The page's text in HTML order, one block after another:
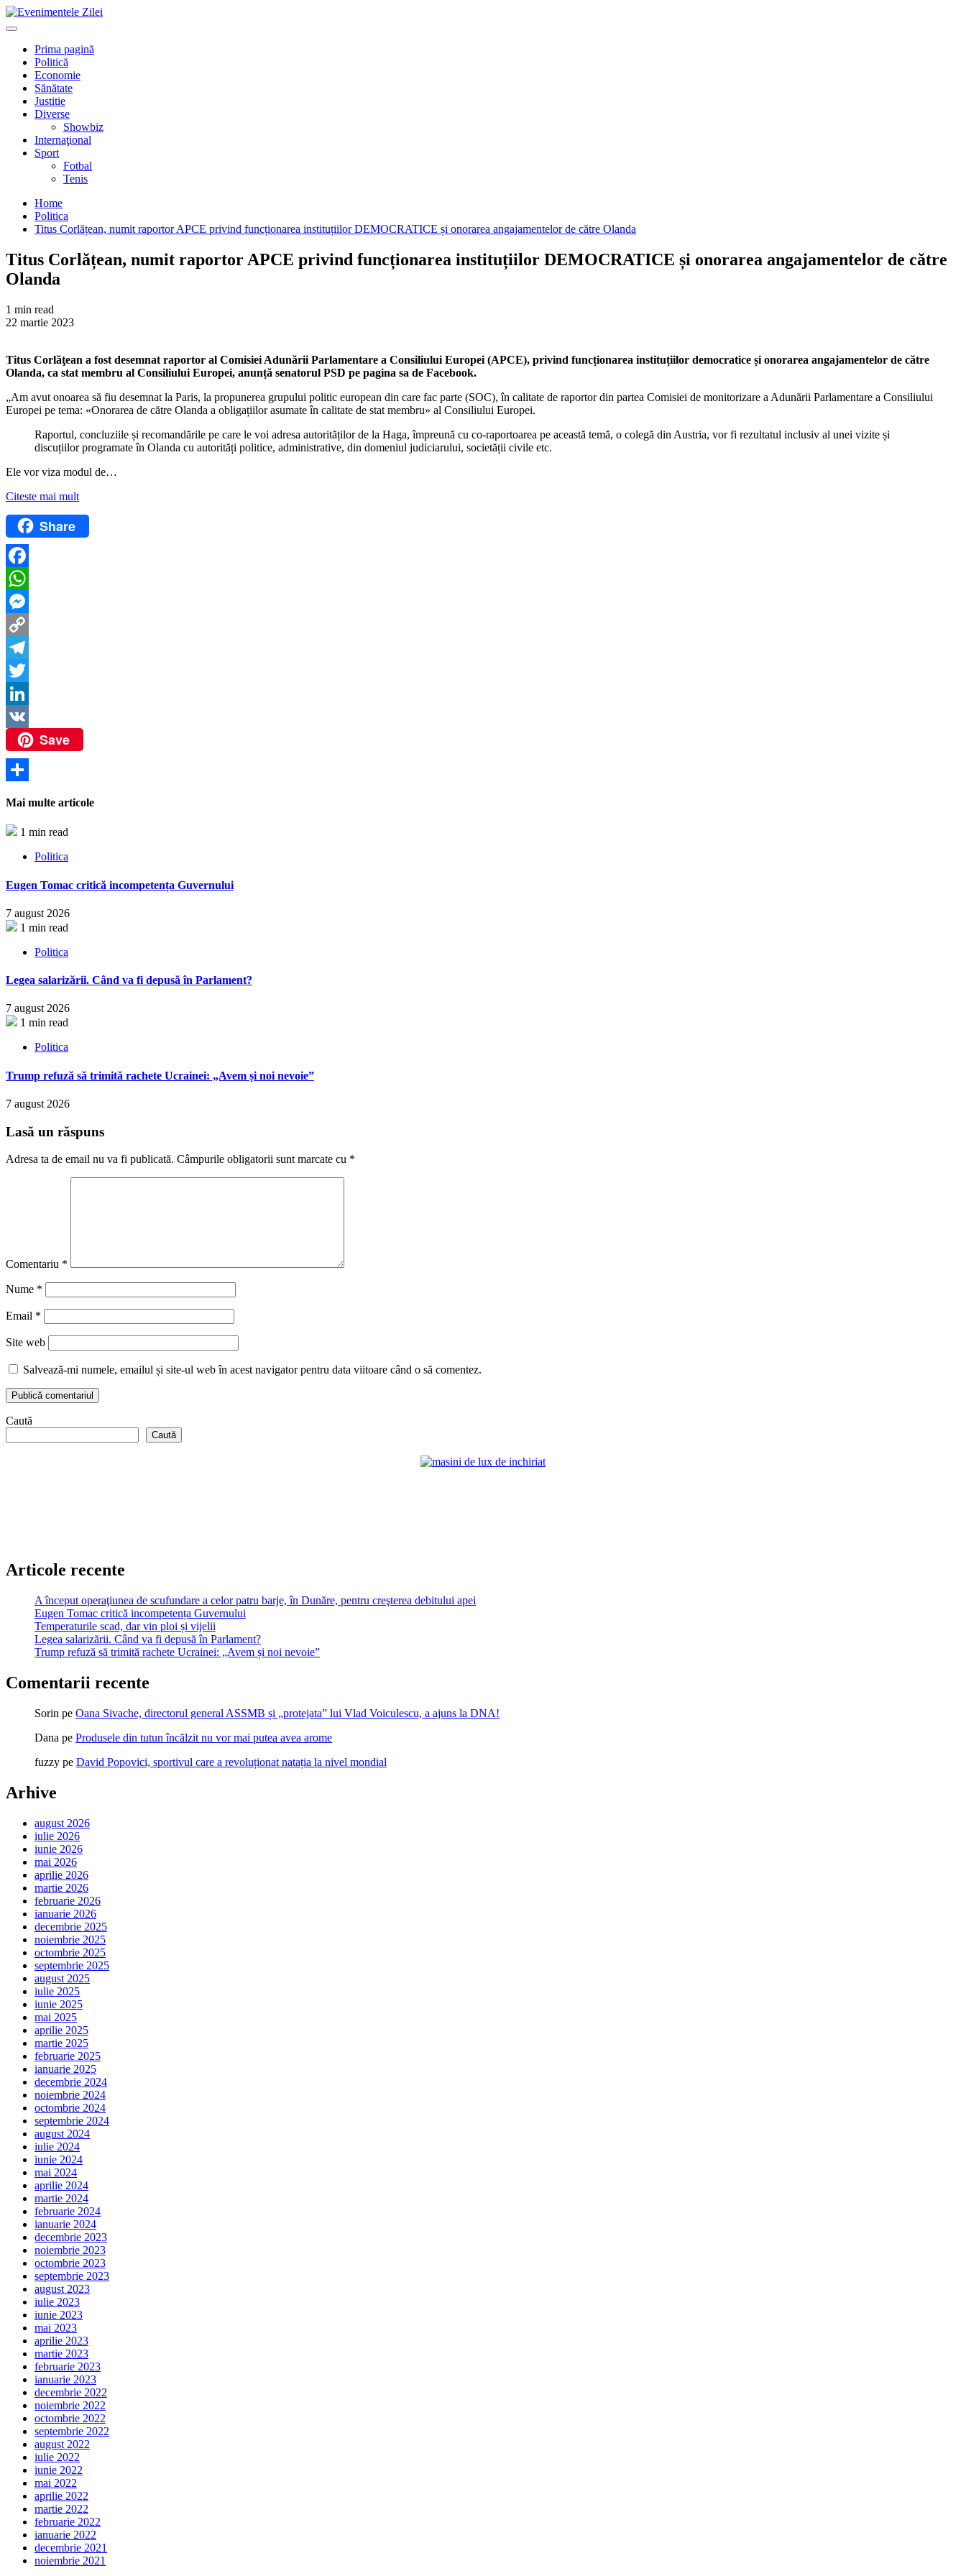
Mergi
la
Primary
Prima pagină
Politică
Economie
Sănătate
Justitie
Diverse
Showbiz
Internaţional
Sport
Fotbal
Tenis
Home
Politica
Titus Corlățean, numit raportor APCE privind funcționarea instituțiilor DEMOCRATICE și onorarea angajamentelor de către Olanda
Titus Corlățean, numit raportor APCE privind funcționarea instituțiilor DEMOCRATICE și onorarea angajamentelor de către
Olanda
1 min read
22 martie 2023
Titus Corlăţean a fost desemnat raportor al Comisiei Adunării Parlamentare a Consiliului Europei (APCE), privind funcționarea instituțiilor democratice și onorarea angajamentelor de către
Olanda, ca stat membru al Consiliului Europei, anunță senatorul PSD pe pagina sa de Facebook.
„Am avut onoarea să fiu desemnat la Paris, la propunerea grupului politic european din care fac parte (SOC), în calitate de raportor din partea Comisiei de monitorizare a Adunării Parlamentare a Consiliului
Europei pe tema: «Onorarea de către Olanda a obligațiilor asumate în calitate de stat membru» al Consiliului Europei.
Raportul, concluziile și recomandările pe care le voi adresa autorităților de la Haga, împreună cu co-raportoarea pe această temă, o colegă din Austria, vor fi rezultatul inclusiv al unei vizite și
discuțiilor programate în Olanda cu autorități politice, administrative, din domeniul judiciarului, societății civile etc.
Ele vor viza modul de…
Citeste mai mult
Share
Facebook
WhatsApp
Messenger
Copy
Link
Telegram
Twitter
LinkedIn
VK
Save
Mai multe articole
1 min read
Politica
Eugen Tomac critică incompetența Guvernului
7 august 2026
1 min read
Politica
Legea salarizării. Când va fi depusă în Parlament?
7 august 2026
1 min read
Politica
Trump refuză să trimită rachete Ucrainei: „Avem și noi nevoie”
7 august 2026
Lasă un răspuns
Adresa ta de email nu va fi publicată. Câmpurile obligatorii sunt marcate cu *
Comentariu *
Nume *
Email *
Site web
Salvează-mi numele, emailul și site-ul web în acest navigator pentru data viitoare când o să comentez.
Caută
Caută
Articole recente
A început operaţiunea de scufundare a celor patru barje, în Dunăre, pentru creşterea debitului apei
Eugen Tomac critică incompetența Guvernului
Temperaturile scad, dar vin ploi și vijelii
Legea salarizării. Când va fi depusă în Parlament?
Trump refuză să trimită rachete Ucrainei: „Avem și noi nevoie”
Comentarii recente
Sorin pe Oana Sivache, directorul general ASSMB și „protejata” lui Vlad Voiculescu, a ajuns la DNA!
Dana pe Produsele din tutun încălzit nu vor mai putea avea arome
fuzzy pe David Popovici, sportivul care a revoluționat natația la nivel mondial
Arhive
august 2026
iulie 2026
iunie 2026
mai 2026
aprilie 2026
martie 2026
februarie 2026
ianuarie 2026
decembrie 2025
noiembrie 2025
octombrie 2025
septembrie 2025
august 2025
iulie 2025
iunie 2025
mai 2025
aprilie 2025
martie 2025
februarie 2025
ianuarie 2025
decembrie 2024
noiembrie 2024
octombrie 2024
septembrie 2024
august 2024
iulie 2024
iunie 2024
mai 2024
aprilie 2024
martie 2024
februarie 2024
ianuarie 2024
decembrie 2023
noiembrie 2023
octombrie 2023
septembrie 2023
august 2023
iulie 2023
iunie 2023
mai 2023
aprilie 2023
martie 2023
februarie 2023
ianuarie 2023
decembrie 2022
noiembrie 2022
octombrie 2022
septembrie 2022
august 2022
iulie 2022
iunie 2022
mai 2022
aprilie 2022
martie 2022
februarie 2022
ianuarie 2022
decembrie 2021
noiembrie 2021